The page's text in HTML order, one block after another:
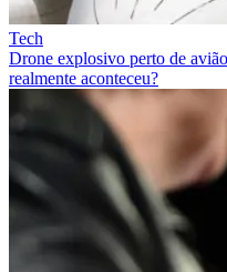
Tech
Drone explosivo perto de
realmente aconteceu?